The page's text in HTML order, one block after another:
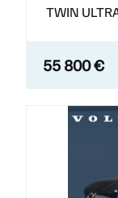
TWIN
55 800 €